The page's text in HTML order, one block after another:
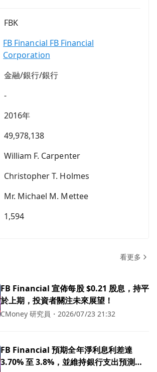
FBK
FB Financial FB Financial
Corporation
金融/銀行/銀行
-
2016年
49,978,138
William F. Carpenter
Christopher T. Holmes
Mr. Michael M. Mettee
1,594
看更多
FB Financial 宣佈每股 $0.21 股息，持平
於上期，投資者關注未來展望！
CMoney 研究員 ・ 2026/07/23 21:32
FB Financial 預期全年淨利息利差達
3.70% 至 3.8%，並維持銀行支出預測在